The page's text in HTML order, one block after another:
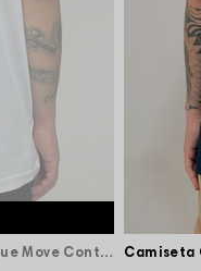
Camiseta Chronic/Mato Seco Tudo que Move Contra o Sistema - Branca